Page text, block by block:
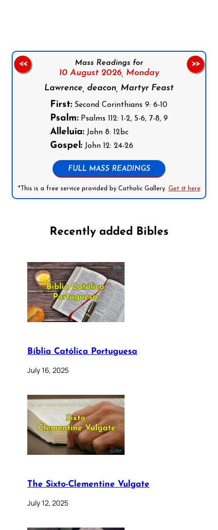
Mass Readings for
10 August 2026, Monday
Lawrence, deacon, Martyr Feast
First: Second Corinthians 9: 6-10
Psalm: Psalms 112: 1-2, 5-6, 7-8, 9
Alleluia: John 8: 12bc
Gospel: John 12: 24-26
FULL MASS READINGS
*This is a free service provided by Catholic Gallery. Get it here
<< >>
Recently added Bibles
Bíblia Católica Portuguesa
July 16, 2025
The Sixto-Clementine Vulgate
July 12, 2025